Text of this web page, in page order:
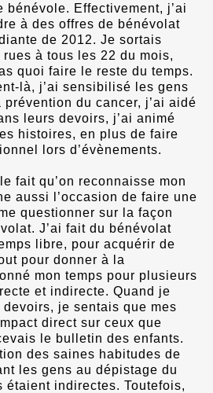
bénévole. Effectivement, j’ai
à des offres de bénévolat
de 2012. Je sortais
à tous les 22 du mois,
quoi faire le reste du temps.
là, j’ai sensibilisé les gens
du cancer, j’ai aidé
leurs devoirs, j’ai animé
histoires, en plus de faire
lors d’évènements.
fait qu’on reconnaisse mon
aussi l’occasion de faire une
questionner sur la façon
J’ai fait du bénévolat
libre, pour acquérir de
pour donner à la
mon temps pour plusieurs
et indirecte. Quand je
je sentais que mes
direct sur ceux que
le bulletin des enfants.
des saines habitudes de
les gens au dépistage du
étaient indirectes. Toutefois,